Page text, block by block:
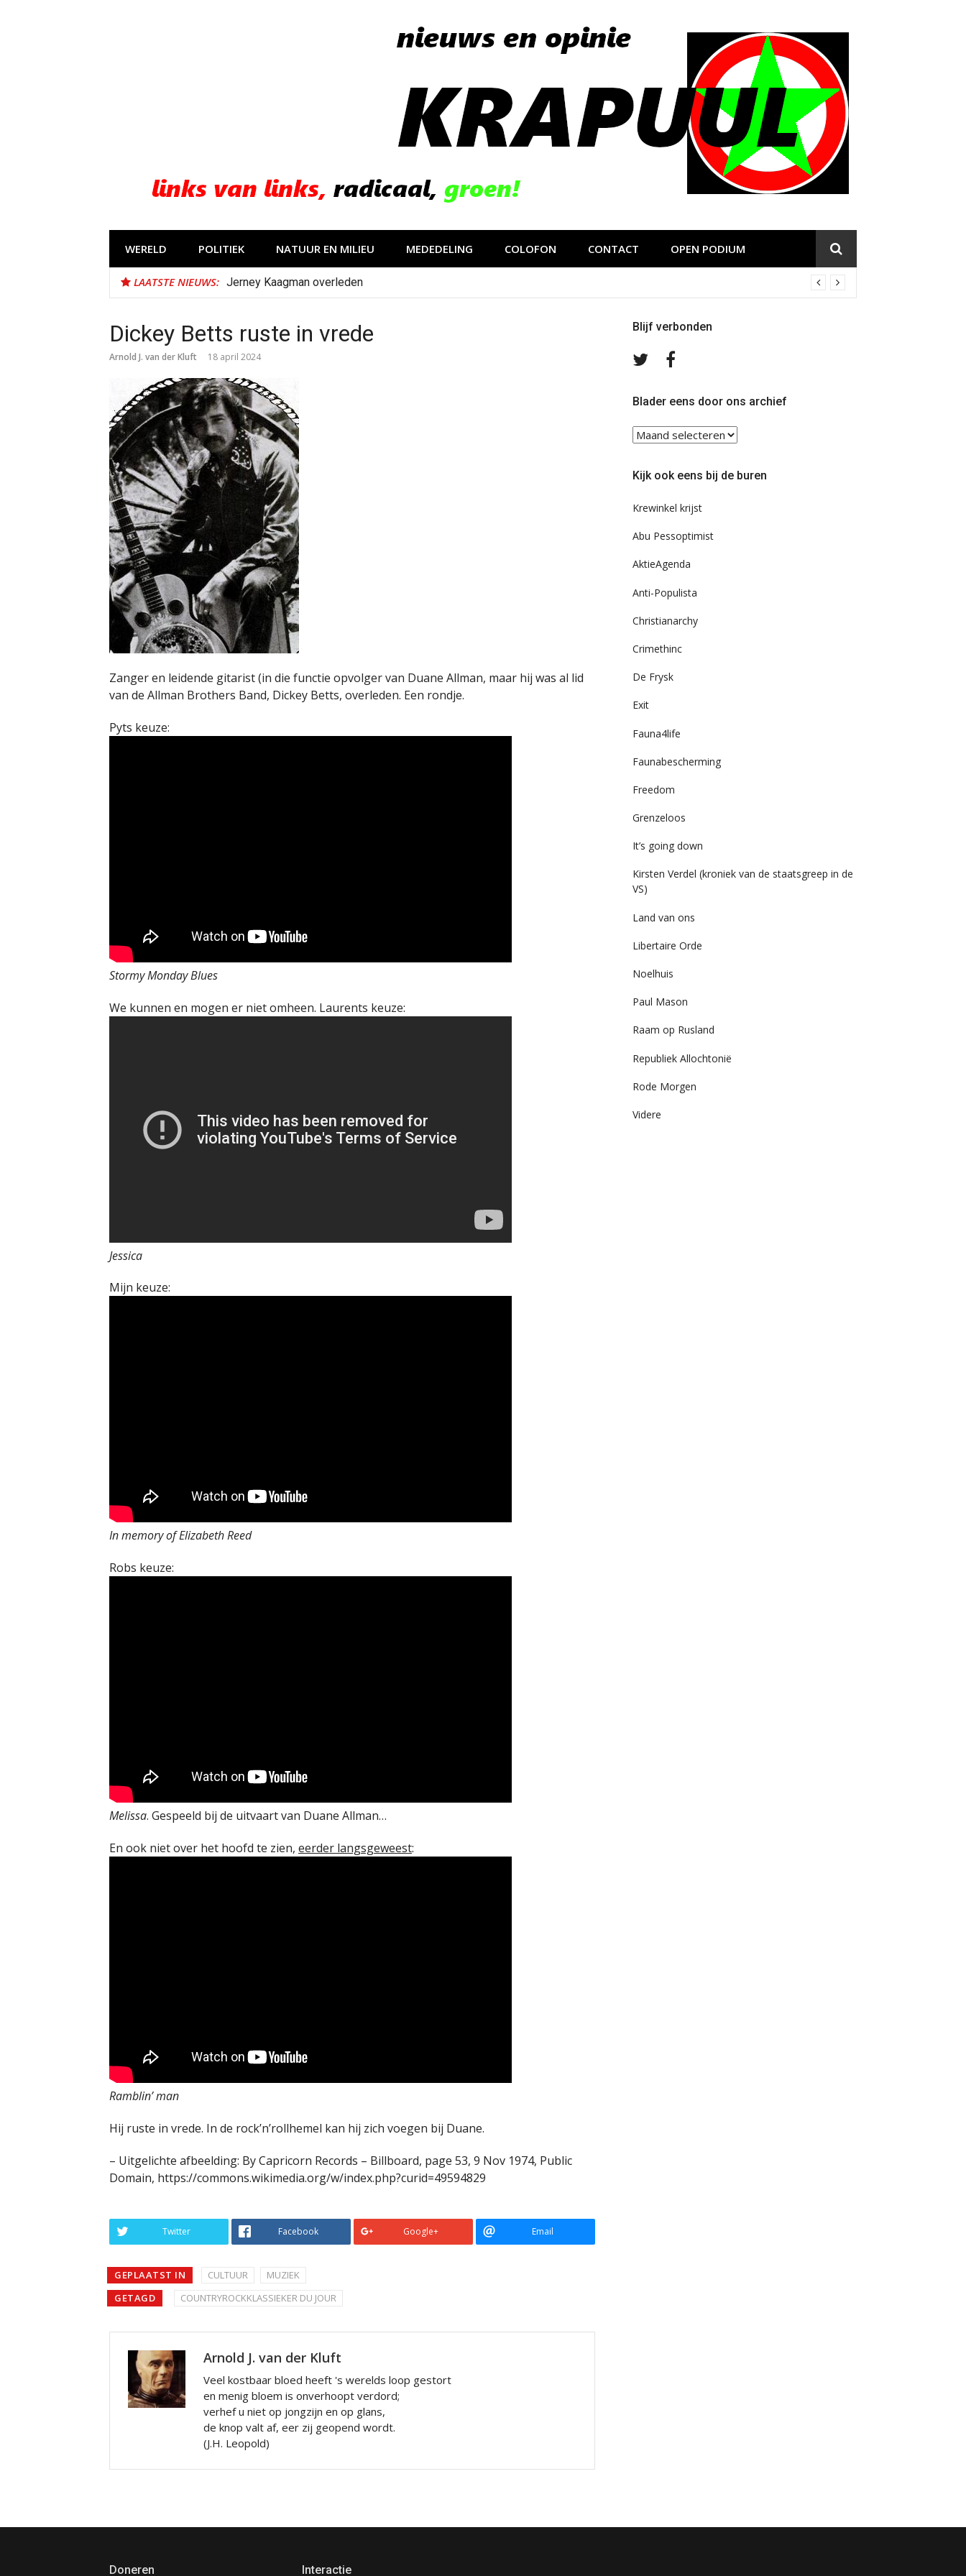
WERELD POLITIEK NATUUR EN MILIEU MEDEDELING COLOFON CONTACT OPEN PODIUM
LAATSTE NIEUWS: Jerney Kaagman overleden
Dickey Betts ruste in vrede
Arnold J. van der Kluft 18 april 2024
Zanger en leidende gitarist (in die functie opvolger van Duane Allman, maar hij was al lid
van de Allman Brothers Band, Dickey Betts, overleden. Een rondje.
Pyts keuze:
Stormy Monday Blues
We kunnen en mogen er niet omheen. Laurents keuze:
Jessica
Mijn keuze:
In memory of Elizabeth Reed
Robs keuze:
Melissa. Gespeeld bij de uitvaart van Duane Allman…
En ook niet over het hoofd te zien, eerder langsgeweest:
Ramblin’ man
Hij ruste in vrede. In de rock’n’rollhemel kan hij zich voegen bij Duane.
– Uitgelichte afbeelding: By Capricorn Records – Billboard, page 53, 9 Nov 1974, Public
Domain, https://commons.wikimedia.org/w/index.php?curid=49594829
Twitter Facebook Google+ Email
GEPLAATST IN CULTUUR
MUZIEK
GETAGD
COUNTRYROCKKLASSIEKER DU JOUR
Arnold J. van der Kluft
Veel kostbaar bloed heeft 's werelds loop gestort
en menig bloem is onverhoopt verdord;
verhef u niet op jongzijn en op glans,
de knop valt af, eer zij geopend wordt.
(J.H. Leopold)
Blijf verbonden
Volg
TwitterFacebook
Blader eens door ons archief
Blader
eens
ons
Kijk ook eens bij de buren
Krewinkel krijst
Abu Pessoptimist
AktieAgenda
Anti-Populista
Christianarchy
Crimethinc
De Frysk
Exit
Fauna4life
Faunabescherming
Freedom
Grenzeloos
It’s going down
Kirsten Verdel (kroniek van de staatsgreep in de
VS)
Land van ons
Libertaire Orde
Noelhuis
Paul Mason
Raam op Rusland
Republiek Allochtonië
Rode Morgen
Videre
Doneren Interactie